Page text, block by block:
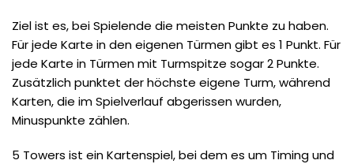
Ziel ist es, bei Spielende die meisten Punkte zu haben.
Für jede Karte in den eigenen Türmen gibt es 1 Punkt. Für
jede Karte in Türmen mit Turmspitze sogar 2 Punkte.
Zusätzlich punktet der höchste eigene Turm, während
Karten, die im Spielverlauf abgerissen wurden,
Minuspunkte zählen.
5 Towers ist ein Kartenspiel, bei dem es um Timing und